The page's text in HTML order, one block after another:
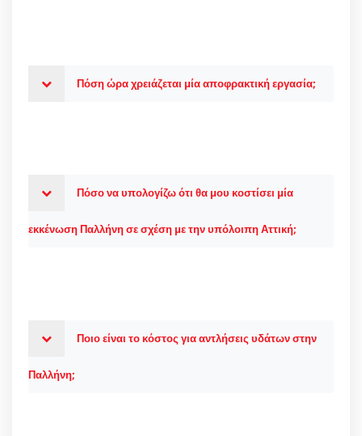
Πόση ώρα χρειάζεται μία αποφρακτική εργασία;
Πόσο να υπολογίζω ότι θα μου κοστίσει μία
εκκένωση Παλλήνη σε σχέση με την υπόλοιπη Αττική;
Ποιο είναι το κόστος για αντλήσεις υδάτων στην
Παλλήνη;